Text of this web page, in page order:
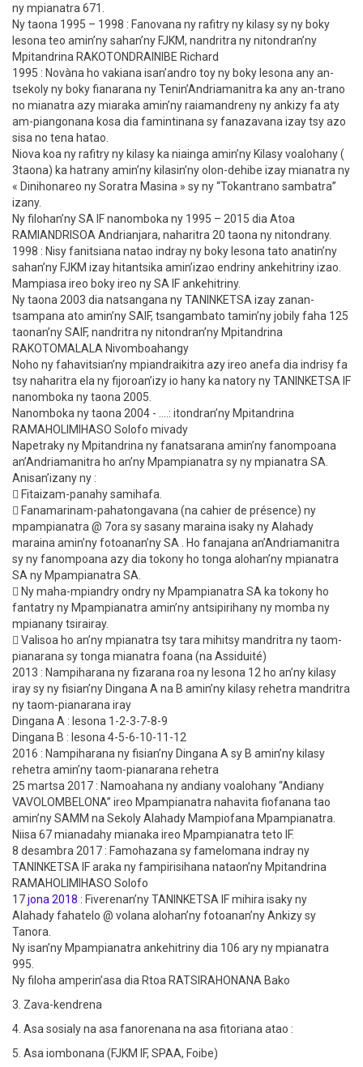
ny mpianatra 671.
Ny taona 1995 – 1998 : Fanovana ny rafitry ny kilasy sy ny boky
lesona teo amin’ny sahan’ny FJKM, nandritra ny nitondran’ny
Mpitandrina RAKOTONDRAINIBE Richard
1995 : Novàna ho vakiana isan’andro toy ny boky lesona any an-
tsekoly ny boky fianarana ny Tenin’Andriamanitra ka any an-trano
no mianatra azy miaraka amin’ny raiamandreny ny ankizy fa aty
am-piangonana kosa dia famintinana sy fanazavana izay tsy azo
sisa no tena hatao.
Niova koa ny rafitry ny kilasy ka niainga amin’ny Kilasy voalohany (
3taona) ka hatrany amin’ny kilasin’ny olon-dehibe izay mianatra ny
« Dinihonareo ny Soratra Masina » sy ny “Tokantrano sambatra”
izany.
Ny filohan’ny SA IF nanomboka ny 1995 – 2015 dia Atoa
RAMIANDRISOA Andrianjara, naharitra 20 taona ny nitondrany.
1998 : Nisy fanitsiana natao indray ny boky lesona tato anatin’ny
sahan’ny FJKM izay hitantsika amin’izao endriny ankehitriny izao.
Mampiasa ireo boky ireo ny SA IF ankehitriny.
Ny taona 2003 dia natsangana ny TANINKETSA izay zanan-
tsampana ato amin’ny SAIF, tsangambato tamin’ny jobily faha 125
taonan’ny SAIF, nandritra ny nitondran’ny Mpitandrina
RAKOTOMALALA Nivomboahangy
Noho ny fahavitsian’ny mpiandraikitra azy ireo anefa dia indrisy fa
tsy naharitra ela ny fijoroan’izy io hany ka natory ny TANINKETSA IF
nanomboka ny taona 2005.
Nanomboka ny taona 2004 - ….: itondran’ny Mpitandrina
RAMAHOLIMIHASO Solofo mivady
Napetraky ny Mpitandrina ny fanatsarana amin’ny fanompoana
an’Andriamanitra ho an’ny Mpampianatra sy ny mpianatra SA.
Anisan’izany ny :
 Fitaizam-panahy samihafa.
 Fanamarinam-pahatongavana (na cahier de présence) ny
mpampianatra @ 7ora sy sasany maraina isaky ny Alahady
maraina amin’ny fotoanan’ny SA . Ho fanajana an’Andriamanitra
sy ny fanompoana azy dia tokony ho tonga alohan’ny mpianatra
SA ny Mpampianatra SA.
 Ny maha-mpiandry ondry ny Mpampianatra SA ka tokony ho
fantatry ny Mpampianatra amin’ny antsipirihany ny momba ny
mpianany tsirairay.
 Valisoa ho an’ny mpianatra tsy tara mihitsy mandritra ny taom-
pianarana sy tonga mianatra foana (na Assiduité)
2013 : Nampiharana ny fizarana roa ny lesona 12 ho an’ny kilasy
iray sy ny fisian’ny Dingana A na B amin’ny kilasy rehetra mandritra
ny taom-pianarana iray
Dingana A : lesona 1-2-3-7-8-9
Dingana B : lesona 4-5-6-10-11-12
2016 : Nampiharana ny fisian’ny Dingana A sy B amin’ny kilasy
rehetra amin’ny taom-pianarana rehetra
25 martsa 2017 : Namoahana ny andiany voalohany “Andiany
VAVOLOMBELONA” ireo Mpampianatra nahavita fiofanana tao
amin’ny SAMM na Sekoly Alahady Mampiofana Mpampianatra.
Niisa 67 mianadahy mianaka ireo Mpampianatra teto IF.
8 desambra 2017 : Famohazana sy famelomana indray ny
TANINKETSA IF araka ny fampirisihana nataon’ny Mpitandrina
RAMAHOLIMIHASO Solofo
17jona 2018 : Fiverenan’ny TANINKETSA IF mihira isaky ny
Alahady fahatelo @ volana alohan’ny fotoanan’ny Ankizy sy
Tanora.
Ny isan’ny Mpampianatra ankehitriny dia 106 ary ny mpianatra
995.
Ny filoha amperin’asa dia Rtoa RATSIRAHONANA Bako
3. Zava-kendrena
4. Asa sosialy na asa fanorenana na asa fitoriana atao :
5. Asa iombonana (FJKM IF, SPAA, Foibe)